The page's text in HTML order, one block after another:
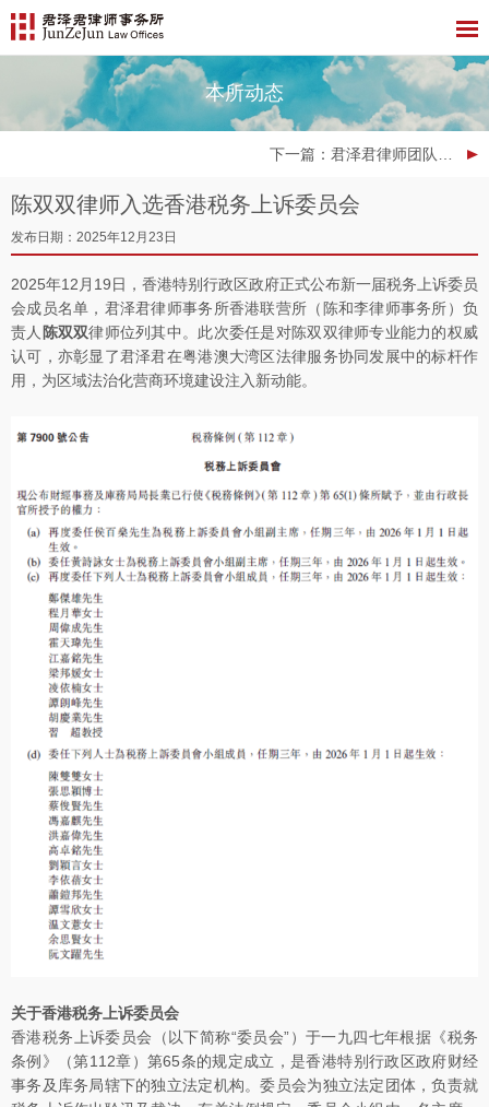
本所动态
下一篇 ：君泽君律师团队服务项目荣获第七届“一带一路”法律服务典型案例-投资类典型案例
陈双双律师入选香港税务上诉委员会
发布日期：2025年12月23日
2025年12月19日，香港特别行政区政府正式公布新一届税务上诉委员
会成员名单，君泽君律师事务所香港联营所（陈和李律师事务所）负
责人 陈双双律师位列其中。此次委任是对陈双双律师专业能力的权威
认可，亦彰显了君泽君在粤港澳大湾区法律服务协同发展中的标杆作
用，为区域法治化营商环境建设注入新动能。
关于香港税务上诉委员会
香港税务上诉委员会（以下简称“委员会”）于一九四七年根据《税务
条例》（第112章）第65条的规定成立，是香港特别行政区政府财经
事务及库务局辖下的独立法定机构。委员会为独立法定团体，负责就